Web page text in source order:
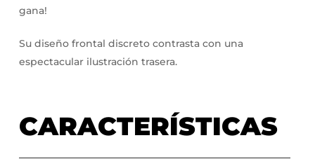
gana!
Su diseño frontal discreto contrasta con una
espectacular ilustración trasera.
CARACTERÍSTICAS